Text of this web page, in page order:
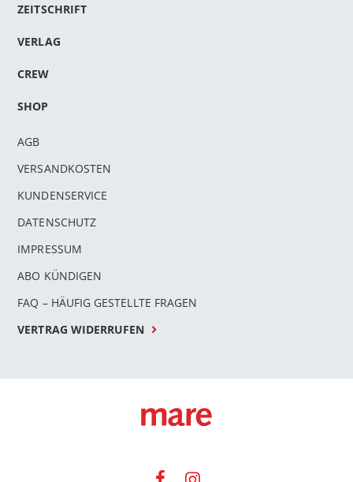
ZEITSCHRIFT
VERLAG
CREW
SHOP
AGB
VERSANDKOSTEN
KUNDENSERVICE
DATENSCHUTZ
IMPRESSUM
ABO KÜNDIGEN
FAQ – HÄUFIG GESTELLTE FRAGEN
VERTRAG WIDERRUFEN